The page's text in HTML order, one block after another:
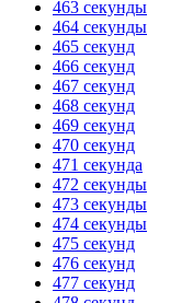
463 секунды
464 секунды
465 секунд
466 секунд
467 секунд
468 секунд
469 секунд
470 секунд
471 секунда
472 секунды
473 секунды
474 секунды
475 секунд
476 секунд
477 секунд